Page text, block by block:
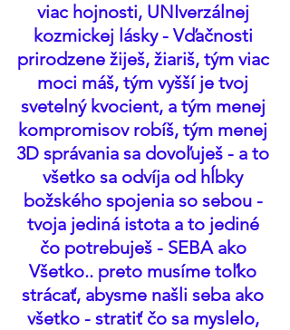
viac hojnosti, UNIverzálnej
kozmickej lásky - Vďačnosti
prirodzene žiješ, žiariš, tým viac
moci máš, tým vyšší je tvoj
svetelný kvocient, a tým menej
kompromisov robíš, tým menej
3D správania sa dovoľuješ - a to
všetko sa odvíja od hĺbky
božského spojenia so sebou -
tvoja jediná istota a to jediné
čo potrebuješ - SEBA ako
Všetko.. preto musíme toľko
strácať, abysme našli seba ako
všetko - stratiť čo sa myslelo,